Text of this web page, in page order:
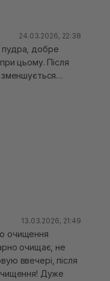
24.03.2026, 22:38
добре
цьому. Після
зменшується
має гарний
довго, ще один з
13.03.2026, 21:49
очищення
очищає, не
ввечері, після
Дуже